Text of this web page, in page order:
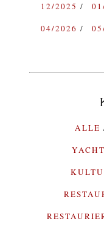
12/2025
04/2026
ALLE